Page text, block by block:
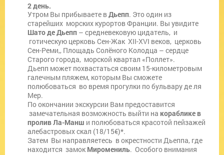
2 день.
Утром Вы прибываете вДьепп. Это один из
старейших морских курортов Франции. Вы увидите
Шато де Дьепп – средневековую цидатель, и
готическую церковь Сен-Жак XII-XVI веков, церковь
Сен-Реми,, Площадь Солёного Колодца – сердце
Старого города, морской квартал «Поллет».
Дьепп может похвастаться своим 15-километровым
галечным пляжем, которым Вы сможете
полюбоваться во время прогулки по бульвару де ля
Мер.
По окончании экскурсии Вам предоставится
замечательная возможность выйти на кораблике в
пролив Ла-Манш и полюбоваться красотой пейзажей
алебастровых скал (18/15€)*.
Затем Вы направляетесь в окрестности Дьеппа, где
находится замок Миромениль. Особого внимания